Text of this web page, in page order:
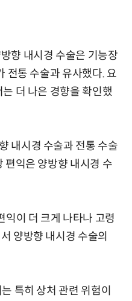
향 내시경 수술은 기능장
전통 수술과 유사했다. 요
더 나은 경향을 확인했
내시경 수술과 전통 수술
편익은 양방향 내시경 수
이 더 크게 나타나 고령
양방향 내시경 수술의
특히 상처 관련 위험이